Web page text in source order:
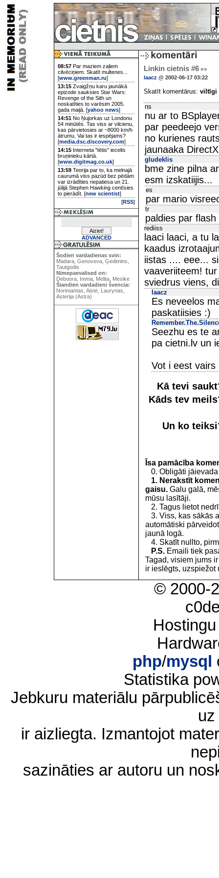
08:57 Par maziem zaļiem
cilvēciņiem. Skatīt multenes...
[www.greenman.ru]
13:15 Zvaigžņu karu jaunākā
epizode sauksies Star Wars:
Revenge of the Sith un
noskatīties to varēsim 2005.
gada maijā. [yahoo news]
14:51 No Ņujorkas uz Londonu
54 minūtēs. Tas viss ar vilcienu,
kas pārvietosies ar ~8000 km/h
ātrumu. Vai tas ir iespējams?
[media.dsc.discovery.com]
14:15 Interneta "tētis" iecelts
bruņinieku kārtā.
[www.digitmag.co.uk]
13:59 Teorija par to, ka melnajā
caurumā viss pazūd bez pēdām
var izrādīties nepatiesa un 21.
jūlijā Stephen Hawking centīsies
to pierādīt. [new scientist]
[RSS]
ADVANCED
Šodien vardadienas svin:
Madara, Genoveva, Ģedimins,
Tautgodis
Nimepaevalised on:
Deboora, Imma, Melita, Mesike
Šiandien vardadieni švencia:
Norimantas, Aistė, Laurynas,
Asterija (Astra)
Linkin cietnis #6 »»
laacz @ 2002-06-17 03:22
Skatīt komentārus: viltīgi
ns
nu ar to
par peedeejo
no kurienes
jaunaaka
gludeklis
bme zine pilna
esm izskatiijis...
es
par mario
tr
paldies par
rediiss
laaci laaci, a tu
kaadus
iistas .... eee...
vaaveriiteem!
sviedrus viens,
laacz
Es neveelos
paskatiisies :)
Seezhu es te
pa cietni.lv un
Vot i eest vairs
Kā tevi
Kāds tev
Un ko
Īsa pamācība
0. Obligāti jāievada
1. Nerakstīt
gaisu. Galu galā,
mūsu lasītāji.
2. Tagus lietot
3. Viss, kas sākās
automātiski
jaunā logā.
4. Skatīt nullto,
P.S. Emaili tiek
Tagad, visiem jums
ir ieslēgts, uzspiežot
© 2000-
php/mysql
Statistika
Jebkuru materiālu
ir aizliegta. Izmantojot
sazināties ar autoru un